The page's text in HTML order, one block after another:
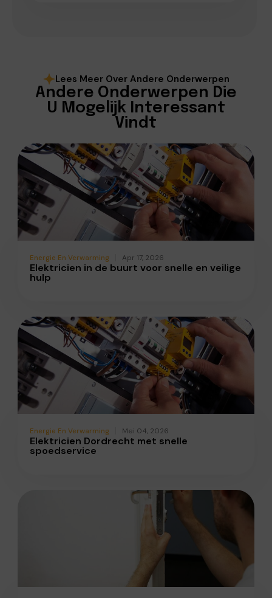
Lees Meer Over Andere Onderwerpen
Andere Onderwerpen Die
U Mogelijk Interessant
Vindt
Energie En Verwarming Apr 17, 2026
Elektricien in de buurt voor snelle en veilige
hulp
Energie En Verwarming Mei 04, 2026
Elektricien Dordrecht met snelle
spoedservice